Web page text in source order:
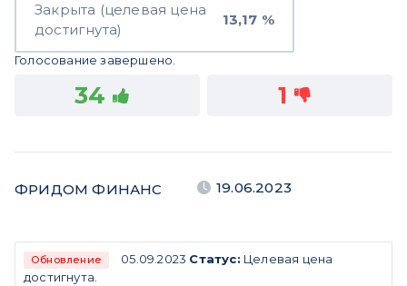
Закрыта (целевая цена
достигнута)
13,17 %
Голосование завершено.
34 1
ФРИДОМ ФИНАНС 19.06.2023
Обновление 05.09.2023 Статус: Целевая цена
достигнута.